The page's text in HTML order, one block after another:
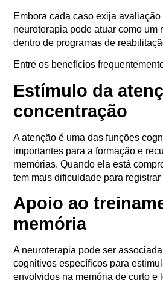
Embora cada caso exija
neuroterapia pode atuar como um
dentro de programas de
Entre os benefícios
Estímulo da
concentração
A atenção é uma das funções
importantes para a formação e
memórias. Quando ela está
tem mais dificuldade para
Apoio ao
memória
A neuroterapia pode ser
cognitivos específicos para
envolvidos na memória de curto e